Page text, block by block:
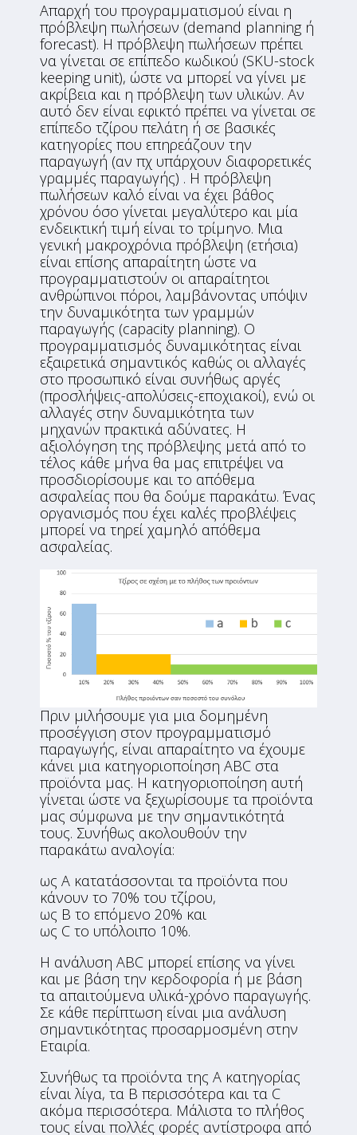
Απαρχή του προγραμματισμού είναι η
πρόβλεψη πωλήσεων (demand planning ή
forecast). Η πρόβλεψη πωλήσεων πρέπει
να γίνεται σε επίπεδο κωδικού (SKU-stock
keeping unit), ώστε να μπορεί να γίνει με
ακρίβεια και η πρόβλεψη των υλικών. Αν
αυτό δεν είναι εφικτό πρέπει να γίνεται σε
επίπεδο τζίρου πελάτη ή σε βασικές
κατηγορίες που επηρεάζουν την
παραγωγή (αν πχ υπάρχουν διαφορετικές
γραμμές παραγωγής) . Η πρόβλεψη
πωλήσεων καλό είναι να έχει βάθος
χρόνου όσο γίνεται μεγαλύτερο και μία
ενδεικτική τιμή είναι το τρίμηνο. Μια
γενική μακροχρόνια πρόβλεψη (ετήσια)
είναι επίσης απαραίτητη ώστε να
προγραμματιστούν οι απαραίτητοι
ανθρώπινοι πόροι, λαμβάνοντας υπόψιν
την δυναμικότητα των γραμμών
παραγωγής (capacity planning). Ο
προγραμματισμός δυναμικότητας είναι
εξαιρετικά σημαντικός καθώς οι αλλαγές
στο προσωπικό είναι συνήθως αργές
(προσλήψεις-απολύσεις-εποχιακοί), ενώ οι
αλλαγές στην δυναμικότητα των
μηχανών πρακτικά αδύνατες. Η
αξιολόγηση της πρόβλεψης μετά από το
τέλος κάθε μήνα θα μας επιτρέψει να
προσδιορίσουμε και το απόθεμα
ασφαλείας που θα δούμε παρακάτω. Ένας
οργανισμός που έχει καλές προβλέψεις
μπορεί να τηρεί χαμηλό απόθεμα
ασφαλείας.
Πριν μιλήσουμε για μια δομημένη
προσέγγιση στον προγραμματισμό
παραγωγής, είναι απαραίτητο να έχουμε
κάνει μια κατηγοριοποίηση ABC στα
προϊόντα μας. Η κατηγοριοποίηση αυτή
γίνεται ώστε να ξεχωρίσουμε τα προϊόντα
μας σύμφωνα με την σημαντικότητά
τους. Συνήθως ακολουθούν την
παρακάτω αναλογία:
ως Α κατατάσσονται τα προϊόντα που
κάνουν το 70% του τζίρου,
ως Β το επόμενο 20% και
ως C το υπόλοιπο 10%.
Η ανάλυση ABC μπορεί επίσης να γίνει
και με βάση την κερδοφορία ή με βάση
τα απαιτούμενα υλικά-χρόνο παραγωγής.
Σε κάθε περίπτωση είναι μια ανάλυση
σημαντικότητας προσαρμοσμένη στην
Εταιρία.
Συνήθως τα προϊόντα της Α κατηγορίας
είναι λίγα, τα Β περισσότερα και τα C
ακόμα περισσότερα. Μάλιστα το πλήθος
τους είναι πολλές φορές αντίστροφα από